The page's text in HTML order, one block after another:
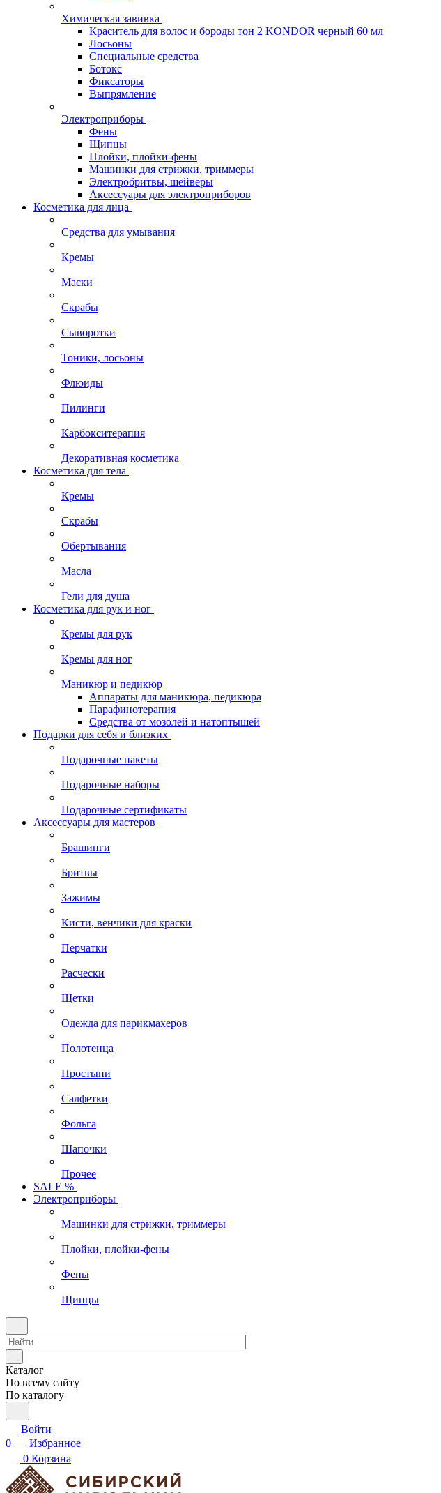
Химическая завивка
Краситель для волос и бороды тон 2 KONDOR черный 60 мл
Лосьоны
Специальные средства
Ботокс
Фиксаторы
Выпрямление
Электроприборы
Фены
Щипцы
Плойки, плойки-фены
Машинки для стрижки, триммеры
Электробритвы, шейверы
Аксессуары для электроприборов
Косметика для лица
Средства для умывания
Кремы
Маски
Скрабы
Сыворотки
Тоники, лосьоны
Флюиды
Пилинги
Карбокситерапия
Декоративная косметика
Косметика для тела
Кремы
Скрабы
Обертывания
Масла
Гели для душа
Косметика для рук и ног
Кремы для рук
Кремы для ног
Маникюр и педикюр
Аппараты для маникюра, педикюра
Парафинотерапия
Средства от мозолей и натоптышей
Подарки для себя и близких
Подарочные пакеты
Подарочные наборы
Подарочные сертификаты
Аксессуары для мастеров
Брашинги
Бритвы
Зажимы
Кисти, венчики для краски
Перчатки
Расчески
Щетки
Одежда для парикмахеров
Полотенца
Простыни
Салфетки
Фольга
Шапочки
Прочее
SALE %
Электроприборы
Машинки для стрижки, триммеры
Плойки, плойки-фены
Фены
Щипцы
Каталог
По всему сайту
По каталогу
Войти
0
Избранное
0 Корзина